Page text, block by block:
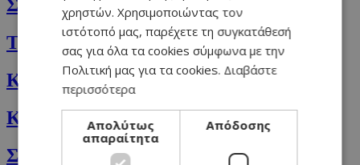
Σουπιές με σπανάκι
Ταχινόπιτες
Κέικ Ταχινόπιτας
Κρεμώδεις φακές με κάρυ και σπανάκι
Σαλάτα ζυμαρικών με κολοκυθάκια
χρηστών. Χρησιμοποιώντας τον
ιστότοπό μας, παρέχετε τη συγκατάθεσή
σας για όλα τα cookies σύμφωνα με την
Πολιτική μας για τα cookies. Διαβάστε
περισσότερα
Απολύτως
απαραίτητα
Απόδοσης